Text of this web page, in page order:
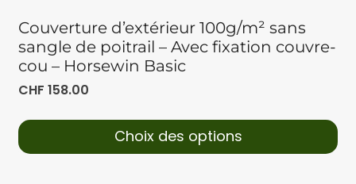
Couverture d’extérieur 100g/m² sans
sangle de poitrail – Avec fixation couvre-
cou – Horsewin Basic
CHF 158.00
Choix des options